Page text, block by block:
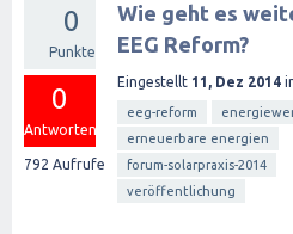
0
Punkte
0
Antworten
792 Aufrufe
Wie geht es
EEG Reform?
Eingestellt 11, Dez 2014
eeg-reform
erneuerbare energien
forum-solarpraxis-2014
veröffentlichung